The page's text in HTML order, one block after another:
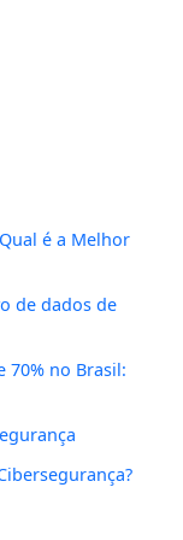
é a Melhor
de dados de
70% no Brasil: